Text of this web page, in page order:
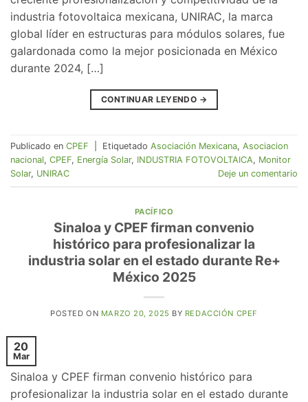
industria fotovoltaica mexicana, UNIRAC, la marca
global líder en estructuras para módulos solares, fue
galardonada como la mejor posicionada en México
durante 2024, […]
CONTINUAR LEYENDO →
Publicado en CPEF Etiquetado Asociación Mexicana, Asociacion
nacional, CPEF, Energía Solar, INDUSTRIA FOTOVOLTAICA, Monitor
Solar, UNIRAC Deje un comentario
PACÍFICO
Sinaloa y CPEF firman convenio
histórico para profesionalizar la
industria solar en el estado durante Re+
México 2025
POSTED ON MARZO 20, 2025 BY REDACCIÓN CPEF
20
Mar
Sinaloa y CPEF firman convenio histórico para
profesionalizar la industria solar en el estado durante